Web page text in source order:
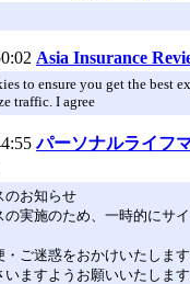
Asia Insurance
to ensure you get the best
traffic. I agree
パーソナルライフ
のお知らせ
実施のため、一時的にサ
ご迷惑をおかけいたします
ますようお願いいたします